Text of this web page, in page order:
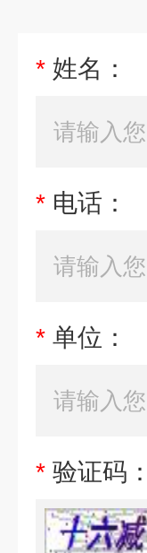
* 姓名：
* 电话：
* 单位：
* 验证码：